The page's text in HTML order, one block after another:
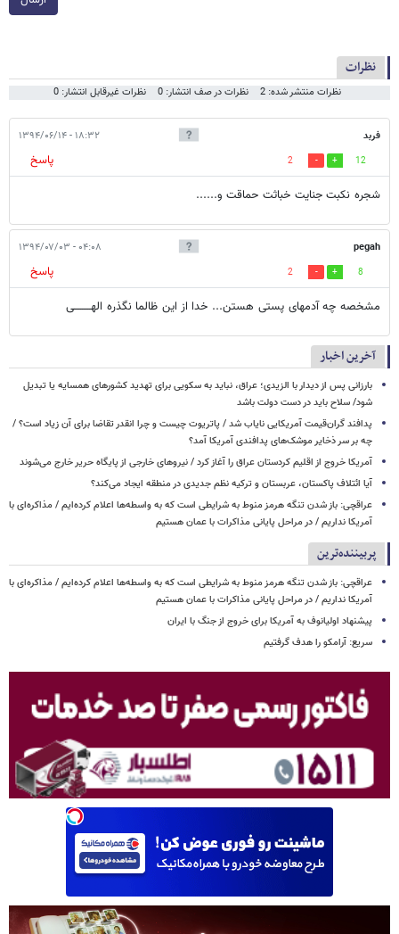
نظرات
نظرات منتشر شده: 2 نظرات در صف انتشار: 0 نظرات غیرقابل انتشار: 0
فربد ۱۸:۳۲ - ۱۳۹۴/۰۶/۱۴
12
2
پاسخ
شجره نکبت جنایت خباثت حماقت و......
pegah ۰۴:۰۸ - ۱۳۹۴/۰۷/۰۳
8
2
پاسخ
مشخصه چه آدمهای پستی هستن... خدا از این ظالما نگذره الهـــــــــی
آخرین اخبار
بارزانی پس از دیدار با الزیدی؛ عراق، نباید به سکویی برای تهدید کشورهای همسایه یا تبدیل
شود/ سلاح باید در دست دولت باشد
پدافند گران‌قیمت آمریکایی نایاب شد / پاتریوت چیست و چرا انقدر تقاضا برای آن زیاد است؟ /
چه بر سر ذخایر موشک‌های پدافندی آمریکا آمد؟
آمریکا خروج از اقلیم کردستان عراق را آغاز کرد / نیروهای خارجی از پایگاه حریر خارج می‌شوند
آیا ائتلاف پاکستان، عربستان و ترکیه نظم جدیدی در منطقه ایجاد می‌کند؟
عراقچی: باز شدن تنگه هرمز منوط به شرایطی است که به واسطه‌ها اعلام کرده‌ایم / مذاکره‌ای با
آمریکا نداریم / در مراحل پایانی مذاکرات با عمان هستیم
پربیننده‌ترین
عراقچی: باز شدن تنگه هرمز منوط به شرایطی است که به واسطه‌ها اعلام کرده‌ایم / مذاکره‌ای با
آمریکا نداریم / در مراحل پایانی مذاکرات با عمان هستیم
پیشنهاد اولیانوف به آمریکا برای خروج از جنگ با ایران
سریع: آرامکو را هدف گرفتیم